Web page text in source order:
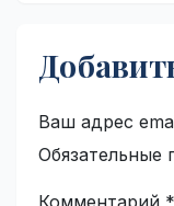
Ваш адрес
Обязательные